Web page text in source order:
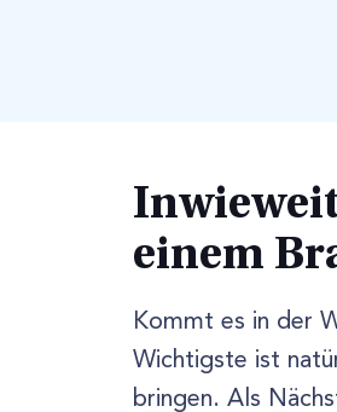
einem
Kommt es in der
Wichtigste ist
bringen. Als